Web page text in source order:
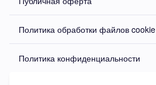
Политика обработки файлов cookie
Политика конфиденциальности